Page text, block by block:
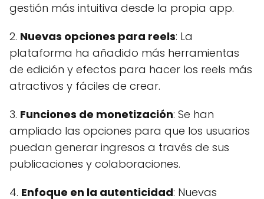
gestión más intuitiva desde la propia app.
2. Nuevas opciones para reels: La
plataforma ha añadido más herramientas
de edición y efectos para hacer los reels más
atractivos y fáciles de crear.
3. Funciones de monetización: Se han
ampliado las opciones para que los usuarios
puedan generar ingresos a través de sus
publicaciones y colaboraciones.
4. Enfoque en la autenticidad: Nuevas